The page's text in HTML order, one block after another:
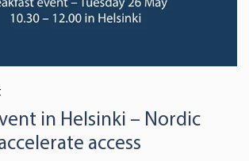
in Helsinki – Nordic
access